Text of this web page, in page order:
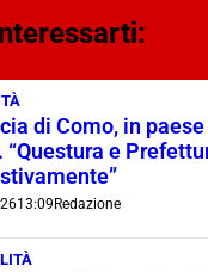
di Como, in
“Questura e
13:09 Redazione